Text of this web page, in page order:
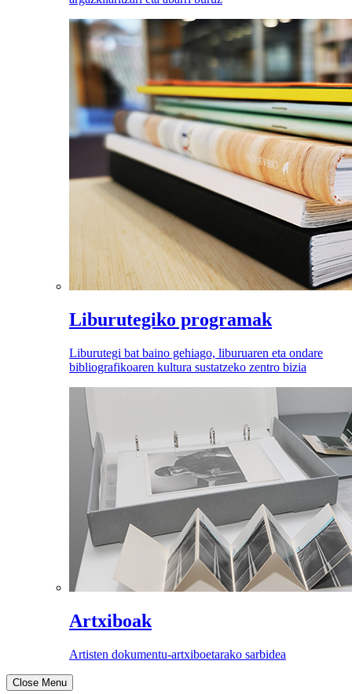
Liburutegiko programak
Liburutegi bat baino gehiago, liburuaren eta ondare
bibliografikoaren kultura sustatzeko zentro bizia
Artxiboak
Artisten dokumentu-artxiboetarako sarbidea
Close Menu